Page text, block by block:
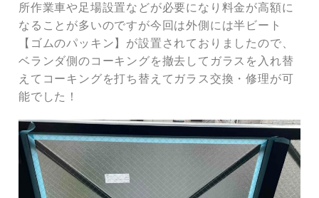
所作業車や足場設置などが必要になり料金が高額に
なることが多いのですが今回は外側には半ビート
【ゴムのパッキン】が設置されておりましたので、
ベランダ側のコーキングを撤去してガラスを入れ替
えてコーキングを打ち替えてガラス交換・修理が可
能でした！